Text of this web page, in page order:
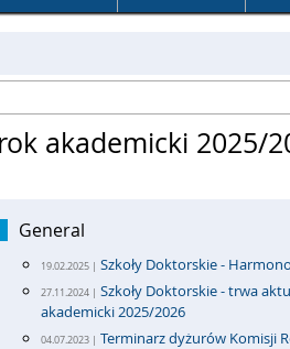
akademicki 2025/
General
19.02.2025 | Szkoły Doktorskie -
27.11.2024 | Szkoły Doktorskie - trwa
akademicki 2025/2026
04.07.2023 | Terminarz dyżurów Komisji